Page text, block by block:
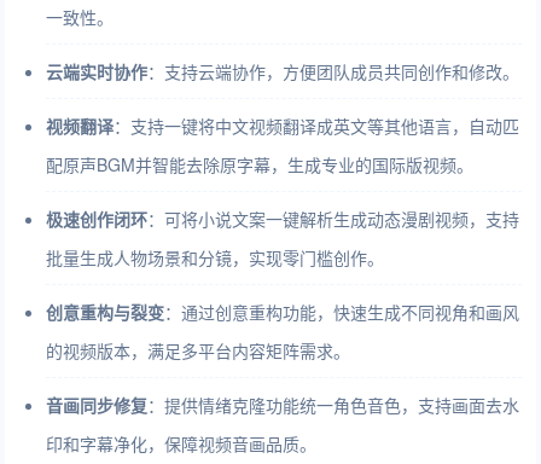
一致性。
云端实时协作：支持云端协作，方便团队成员共同创作和修改。
视频翻译：支持一键将中文视频翻译成英文等其他语言，自动匹
配原声BGM并智能去除原字幕，生成专业的国际版视频。
极速创作闭环：可将小说文案一键解析生成动态漫剧视频，支持
批量生成人物场景和分镜，实现零门槛创作。
创意重构与裂变：通过创意重构功能，快速生成不同视角和画风
的视频版本，满足多平台内容矩阵需求。
音画同步修复：提供情绪克隆功能统一角色音色，支持画面去水
印和字幕净化，保障视频音画品质。